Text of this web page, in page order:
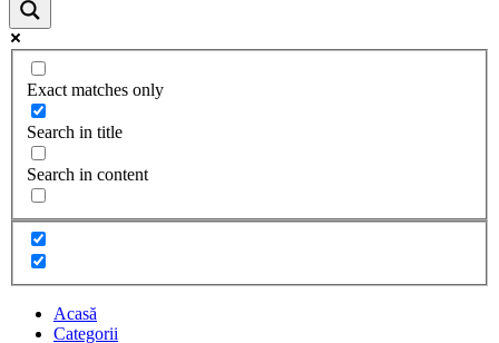
Exact matches only
Search in title
Search in content
Acasă
Categorii